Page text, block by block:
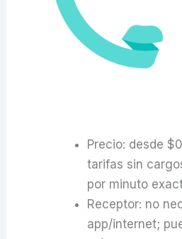
Precio: desde
tarifas sin
por minuto
Receptor: no
app/internet;